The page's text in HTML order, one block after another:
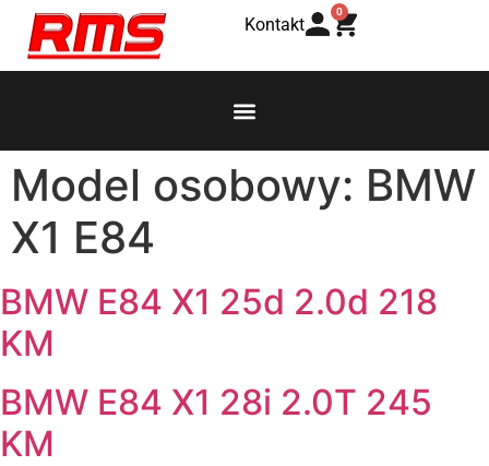
Kontakt
0
Model osobowy: BMW
X1 E84
BMW E84 X1 25d 2.0d 218
KM
BMW E84 X1 28i 2.0T 245
KM